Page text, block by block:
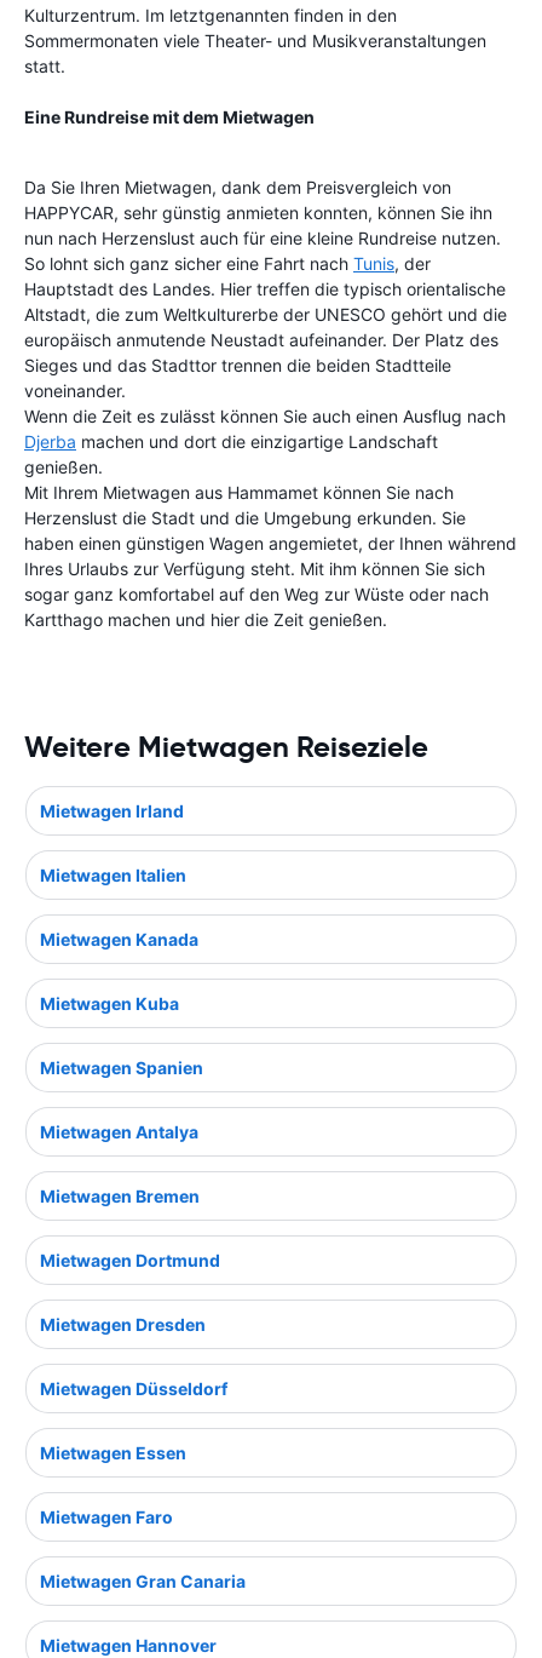
Kulturzentrum. Im letztgenannten finden in den
Sommermonaten viele Theater- und Musikveranstaltungen
statt.
Eine Rundreise mit dem Mietwagen
Da Sie Ihren Mietwagen, dank dem Preisvergleich von
HAPPYCAR, sehr günstig anmieten konnten, können Sie ihn
nun nach Herzenslust auch für eine kleine Rundreise nutzen.
So lohnt sich ganz sicher eine Fahrt nach Tunis, der
Hauptstadt des Landes. Hier treffen die typisch orientalische
Altstadt, die zum Weltkulturerbe der UNESCO gehört und die
europäisch anmutende Neustadt aufeinander. Der Platz des
Sieges und das Stadttor trennen die beiden Stadtteile
voneinander.
Wenn die Zeit es zulässt können Sie auch einen Ausflug nach
Djerba machen und dort die einzigartige Landschaft
genießen.
Mit Ihrem Mietwagen aus Hammamet können Sie nach
Herzenslust die Stadt und die Umgebung erkunden. Sie
haben einen günstigen Wagen angemietet, der Ihnen während
Ihres Urlaubs zur Verfügung steht. Mit ihm können Sie sich
sogar ganz komfortabel auf den Weg zur Wüste oder nach
Kartthago machen und hier die Zeit genießen.
Weitere Mietwagen Reiseziele
Mietwagen Irland
Mietwagen Italien
Mietwagen Kanada
Mietwagen Kuba
Mietwagen Spanien
Mietwagen Antalya
Mietwagen Bremen
Mietwagen Dortmund
Mietwagen Dresden
Mietwagen Düsseldorf
Mietwagen Essen
Mietwagen Faro
Mietwagen Gran Canaria
Mietwagen Hannover